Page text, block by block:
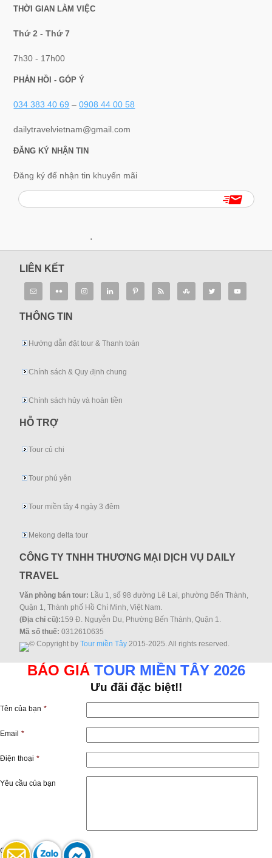
THỜI GIAN LÀM VIỆC
Thứ 2 - Thứ 7
7h30 - 17h00
PHẢN HỒI - GÓP Ý
034 383 40 69 –0908 44 00 58
dailytravelvietnam@gmail.com
ĐĂNG KÝ NHẬN TIN
Đăng ký để nhận tin khuyến mãi
.
LIÊN KẾT
THÔNG TIN
Hướng dẫn đặt tour & Thanh toán
Chính sách & Quy định chung
Chính sách hủy và hoàn tiền
HỖ TRỢ
Tour củ chi
Tour phú yên
Tour miền tây 4 ngày 3 đêm
Mekong delta tour
CÔNG TY TNHH THƯƠNG MẠI DỊCH VỤ DAILY
TRAVEL
Văn phòng bán tour: Lầu 1, số 98 đường Lê Lai, phường Bến Thành,
Quận 1, Thành phố Hồ Chí Minh, Việt Nam.
(Địa chỉ cũ):159 Đ. Nguyễn Du, Phường Bến Thành, Quận 1.
Mã số thuế: 0312610635
© Copyright byTour miền Tây 2015-2025. All rights reserved.
BÁO GIÁ TOUR MIỀN TÂY 2026
Ưu đãi đặc biệt!!
Tên của bạn *
Email *
Điện thoại *
Yêu cầu của bạn
Captcha